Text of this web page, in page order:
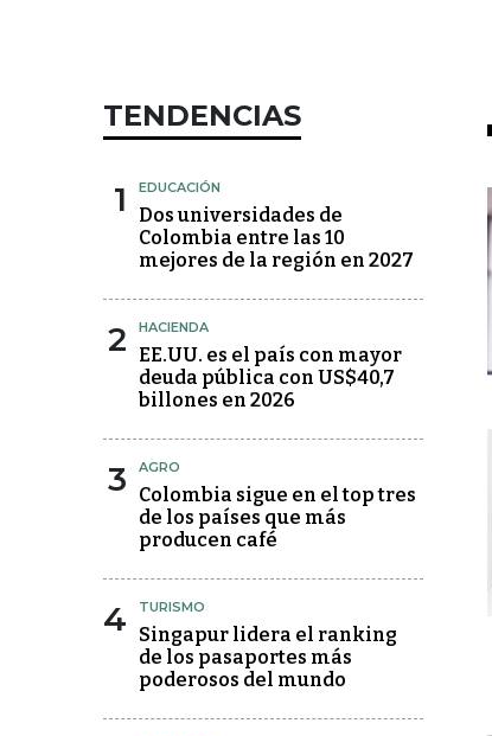
TENDENCIAS
1 EDUCACIÓN
Dos universidades de
Colombia entre las 10
mejores de la región en 2027
2 HACIENDA
EE.UU. es el país con mayor
deuda pública con US$40,7
billones en 2026
3 AGRO
Colombia sigue en el top tres
de los países que más
producen café
4 TURISMO
Singapur lidera el ranking
de los pasaportes más
poderosos del mundo